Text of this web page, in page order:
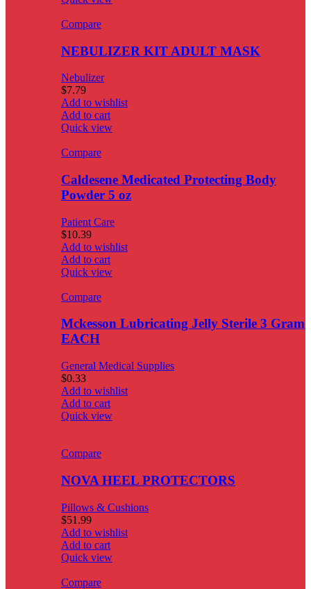
Compare
NEBULIZER KIT ADULT MASK
Nebulizer
$7.79
Add to wishlist
Add to cart
Quick view
Compare
Caldesene Medicated Protecting Body
Powder 5 oz
Patient Care
$10.39
Add to wishlist
Add to cart
Quick view
Compare
Mckesson Lubricating Jelly Sterile 3 Gram
EACH
General Medical Supplies
$0.33
Add to wishlist
Add to cart
Quick view
Compare
NOVA HEEL PROTECTORS
Pillows & Cushions
$51.99
Add to wishlist
Add to cart
Quick view
Compare